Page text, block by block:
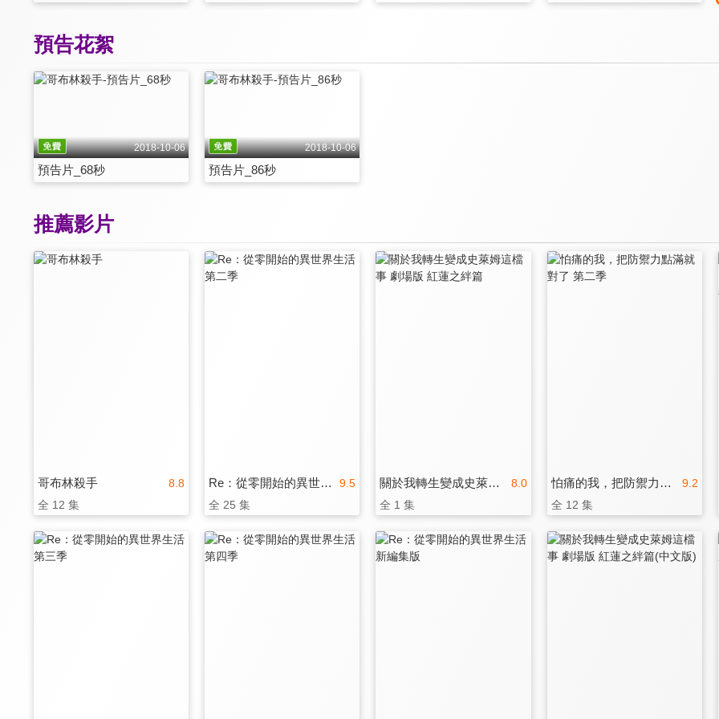
預告花絮
2018-10-06
預告片_68秒
2018-10-06
預告片_86秒
推薦影片
8.8
哥布林殺手
全 12 集
9.5
Re：從零開始的異世界生活 第二季
全 25 集
8.0
關於我轉生變成史萊姆這檔事 劇場版 紅蓮之絆篇
全 1 集
9.2
怕痛的我，把防禦力點滿就對了 第二季
全 12 集